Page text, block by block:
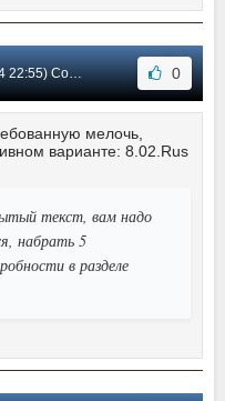
#22 0
мелочь,
варианте: 8.02.Rus
текст, вам надо
набрать 5
в разделе